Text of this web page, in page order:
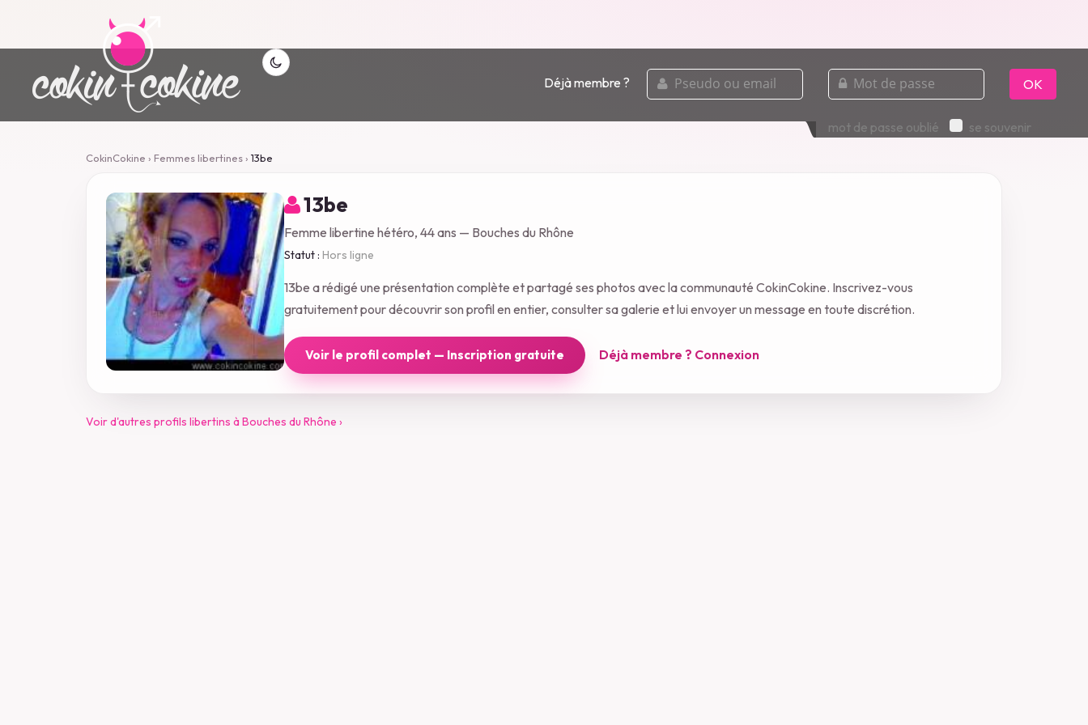
Déjà membre ?
pseudo
ou
email
mot
de
passe
OK
mot de passe oublié se souvenir
CokinCokine › Femmes libertines› 13be
13be
Femme libertine hétéro, 44 ans — Bouches du Rhône
Statut : Hors ligne
13be a rédigé une présentation complète et partagé ses photos avec la communauté CokinCokine. Inscrivez-vous
gratuitement pour découvrir son profil en entier, consulter sa galerie et lui envoyer un message en toute discrétion.
Voir le profil complet — Inscription gratuite Déjà membre ? Connexion
Voir d'autres profils libertins à Bouches du Rhône ›